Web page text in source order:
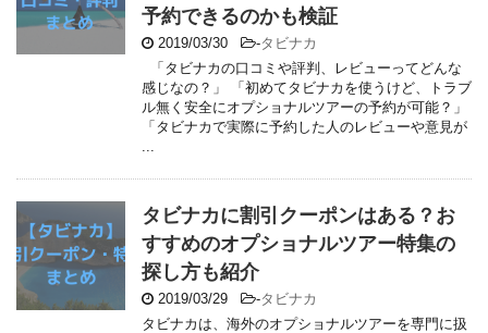
予約できるのかも検証
2019/03/30 -タビナカ
「タビナカの口コミや評判、レビューってどんな
感じなの？」 「初めてタビナカを使うけど、トラブ
ル無く安全にオプショナルツアーの予約が可能？」
「タビナカで実際に予約した人のレビューや意見が
タビナカに割引クーポンはある？お
すすめのオプショナルツアー特集の
探し方も紹介
2019/03/29 -タビナカ
タビナカは、海外のオプショナルツアーを専門に扱